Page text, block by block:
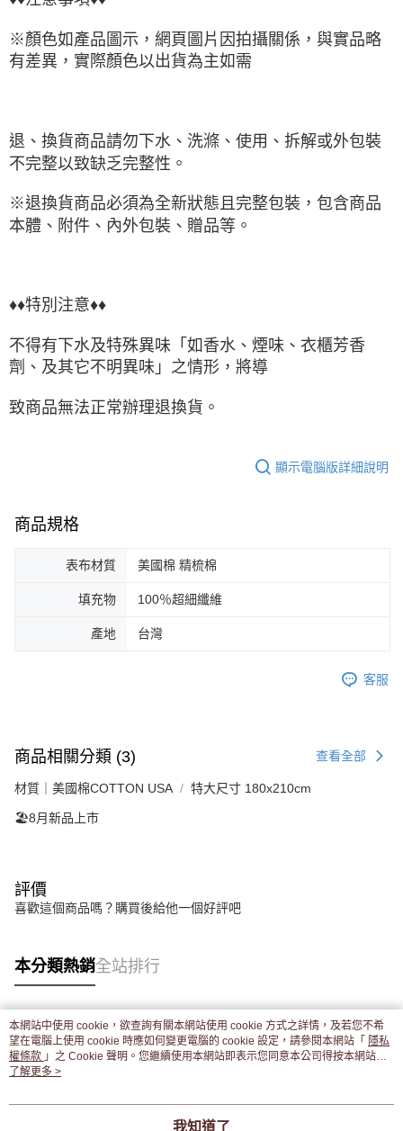
※顏色如產品圖示，網頁圖片因拍攝關係，與實品略
有差異，實際顏色以出貨為主如需
退、換貨商品請勿下水、洗滌、使用、拆解或外包裝
不完整以致缺乏完整性。
※退換貨商品必須為全新狀態且完整包裝，包含商品
本體、附件、內外包裝、贈品等。
♦♦特別注意♦♦
不得有下水及特殊異味「如香水、煙味、衣櫃芳香
劑、及其它不明異味」之情形，將導
致商品無法正常辦理退換貨。
顯示電腦版詳細說明
商品規格
表布材質 美國棉 精梳棉
填充物 100％超細纖維
產地 台灣
客服
商品相關分類 (3) 查看全部
材質｜美國棉COTTON USA 特大尺寸 180x210cm
🏖️8月新品上市
評價
喜歡這個商品嗎？購買後給他一個好評吧
本分類熱銷全站排行
熱門標籤
本網站中使用 cookie，欲查詢有關本網站使用 cookie 方式之詳情，及若您不希
望在電腦上使用 cookie 時應如何變更電腦的 cookie 設定，請參閱本網站「 隱私
權條款 」之 Cookie 聲明。您繼續使用本網站即表示您同意本公司得按本網站使
用條款之 Cookie 聲明使用 cookie。
了解更多 >
我知道了